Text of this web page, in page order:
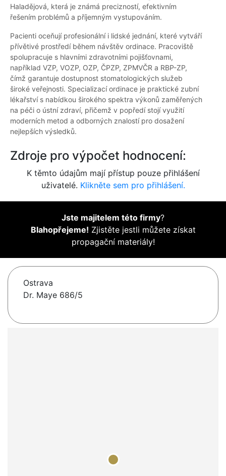
Haladějová, která je známá precizností, efektivním
řešením problémů a příjemným vystupováním.
Pacienti oceňují profesionální i lidské jednání, které vytváří
přívětivé prostředí během návštěv ordinace. Pracoviště
spolupracuje s hlavními zdravotními pojišťovnami,
například VZP, VOZP, OZP, ČPZP, ZPMVČR a RBP-ZP,
čímž garantuje dostupnost stomatologických služeb
široké veřejnosti. Specializací ordinace je praktické zubní
lékařství s nabídkou širokého spektra výkonů zaměřených
na péči o ústní zdraví, přičemž v popředí stojí využití
moderních metod a odborných znalostí pro dosažení
nejlepších výsledků.
Zdroje pro výpočet hodnocení:
K těmto údajům mají přístup pouze přihlášení
uživatelé. Klikněte sem pro přihlášení.
Jste majitelem této firmy?
Blahopřejeme! Zjistěte jestli můžete získat
propagační materiály!
Ostrava
Dr. Maye 686/5